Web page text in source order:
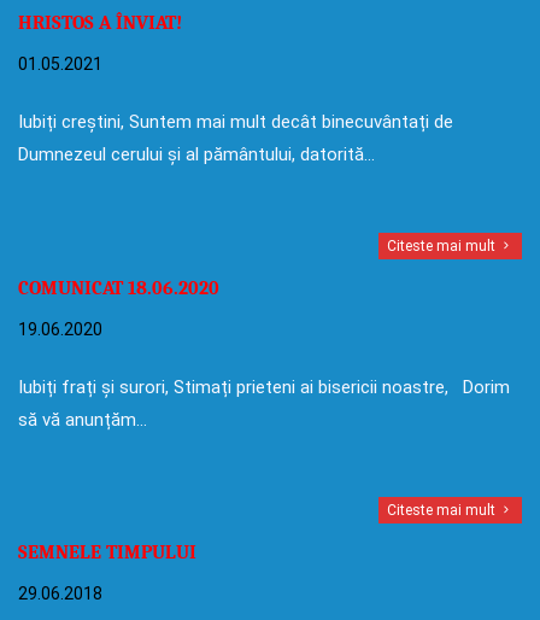
HRISTOS A ÎNVIAT!
01.05.2021
Iubiți creștini, Suntem mai mult decât binecuvântați de
Dumnezeul cerului și al pământului, datorită…
Citeste mai mult
COMUNICAT 18.06.2020
19.06.2020
Iubiți frați și surori, Stimați prieteni ai bisericii noastre, Dorim
să vă anunțăm…
Citeste mai mult
SEMNELE TIMPULUI
29.06.2018